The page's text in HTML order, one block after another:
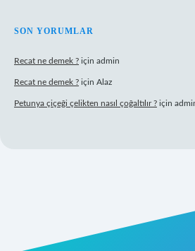
SON YORUMLAR
Recat ne demek ? için admin
Recat ne demek ? için Alaz
Petunya çiçeği çelikten nasıl çoğaltılır ? için